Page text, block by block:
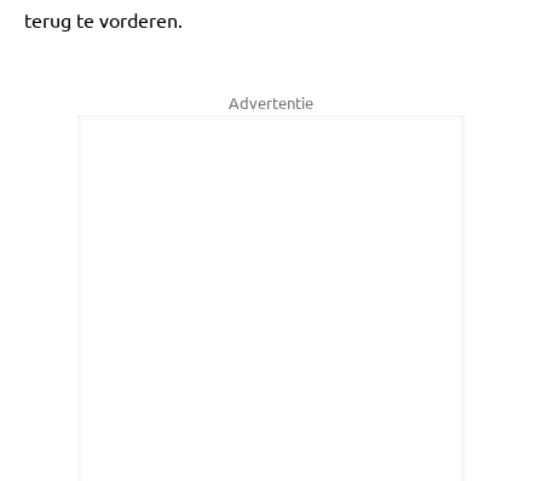
terug te vorderen.
Advertentie